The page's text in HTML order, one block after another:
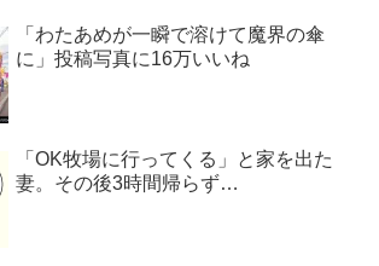
「わたあめが一瞬で溶けて魔界の傘
に」投稿写真に16万いいね
「OK牧場に行ってくる」と家を出た
妻。その後3時間帰らず…